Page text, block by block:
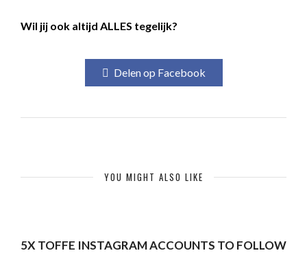
Wil jij ook altijd ALLES tegelijk?
Delen op Facebook
YOU MIGHT ALSO LIKE
5X TOFFE INSTAGRAM ACCOUNTS TO FOLLOW